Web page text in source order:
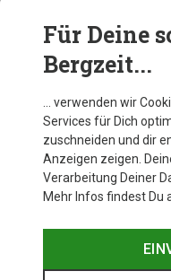
beachten?".
Für Deine
Bergzeit...
… verwenden wir
Services für Dich
zuschneiden und dir
Anzeigen zeigen.
Verarbeitung Deiner
Mehr Infos findest Du